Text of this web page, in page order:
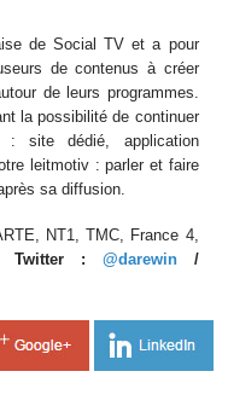
de Social TV et a pour
de contenus à créer
de leurs programmes.
la possibilité de continuer
: site dédié, application
leitmotiv : parler et faire
sa diffusion.
NT1, TMC, France 4,
: @darewin/